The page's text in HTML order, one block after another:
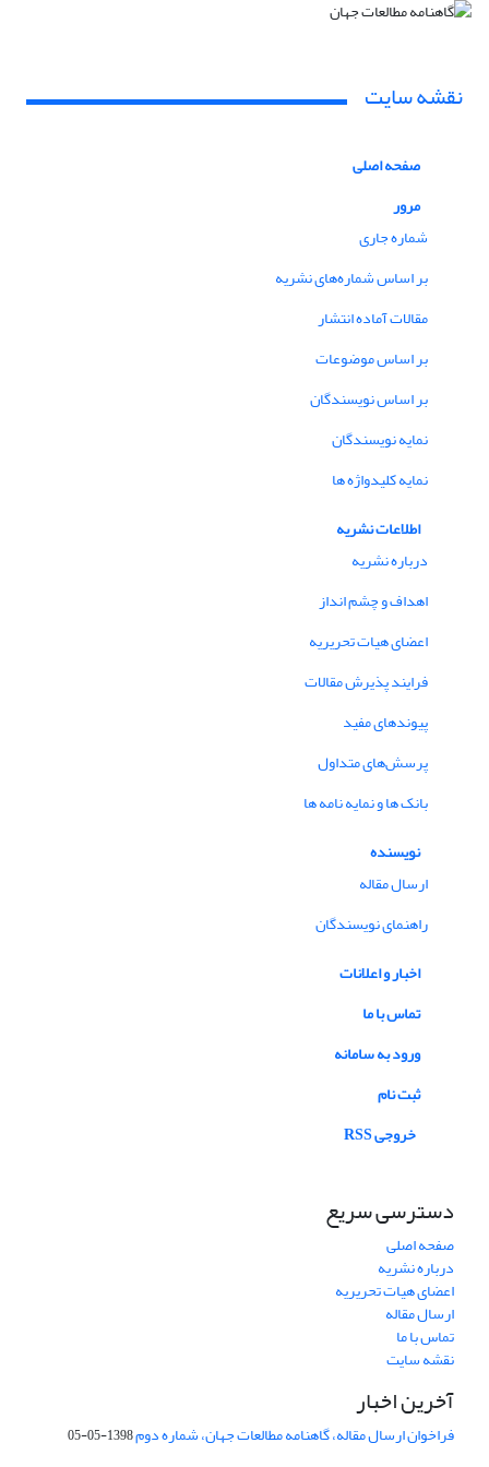
نقشه سایت
صفحه اصلی
مرور
شماره جاری
بر اساس شماره‌های نشریه
مقالات آماده انتشار
بر اساس موضوعات
بر اساس نویسندگان
نمایه نویسندگان
نمایه کلیدواژه ها
اطلاعات نشریه
درباره نشریه
اهداف و چشم انداز
اعضای هیات تحریریه
فرایند پذیرش مقالات
پیوندهای مفید
پرسش‌های متداول
بانک ها و نمایه نامه ها
نویسنده
ارسال مقاله
راهنمای نویسندگان
اخبار و اعلانات
تماس با ما
ورود به سامانه
ثبت نام
خروجی RSS
دسترسی سریع
صفحه اصلی
درباره نشریه
اعضای هیات تحریریه
ارسال مقاله
تماس با ما
نقشه سایت
آخرین اخبار
فراخوان ارسال مقاله، گاهنامه مطالعات جهان، شماره دوم1398-05-05